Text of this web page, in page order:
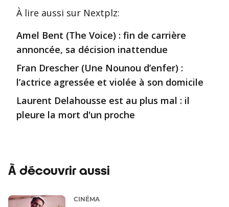
À lire aussi sur Nextplz:
Amel Bent (The Voice) : fin de carrière
annoncée, sa décision inattendue
Fran Drescher (Une Nounou d’enfer) :
l’actrice agressée et violée à son domicile
Laurent Delahousse est au plus mal : il
pleure la mort d'un proche
À découvrir aussi
CINÉMA